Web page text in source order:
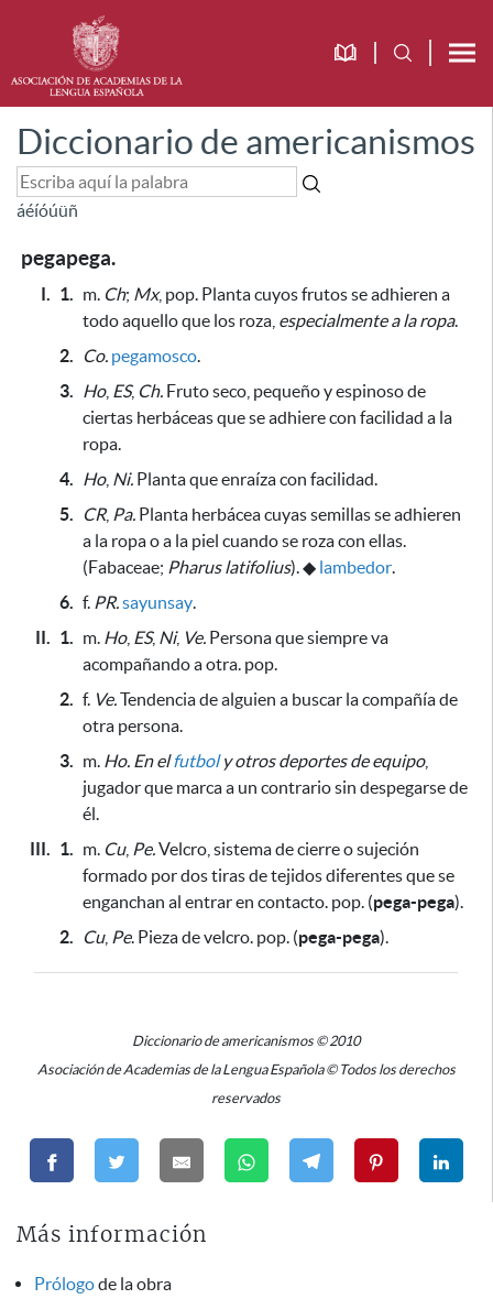
Diccionario de americanismos
áéíóúüñ
pegapega.
I. 1. m. Ch; Mx, pop. Planta cuyos frutos se adhieren a
todo aquello que los roza, especialmente a la ropa.
2.
Co. pegamosco.
3. Ho, ES, Ch. Fruto seco, pequeño y espinoso de
ciertas herbáceasque se adhiere con facilidad a la
ropa.
4. Ho, Ni. Planta que enraíza con facilidad.
5.
CR, Pa. Planta herbácea cuyas semillasse adhieren
a la ropa o a la piel cuando se roza con ellas.
(Fabaceae; Pharus latifolius).◆ lambedor.
6. f. PR.sayunsay.
II. 1. m. Ho, ES, Ni, Ve. Persona que siempre va
acompañando a otra. pop.
2. f. Ve.Tendencia de alguien a buscar la compañía de
otra persona.
3. m. Ho. En elfutboly otros deportes de equipo,
jugador que marca a un contrario sin despegarse de
él.
III. 1. m. Cu, Pe.Velcro, sistema de cierre o sujeción
formado por dos tiras de tejidos diferentes que se
enganchan al entrar en contacto. pop. (pega-pega).
2.
Cu, Pe. Pieza de velcro. pop. (pega-pega).
Diccionario de americanismos © 2010
Asociación de Academias de la Lengua Española © Todos los derechos
reservados
Más información
Prólogode la obra